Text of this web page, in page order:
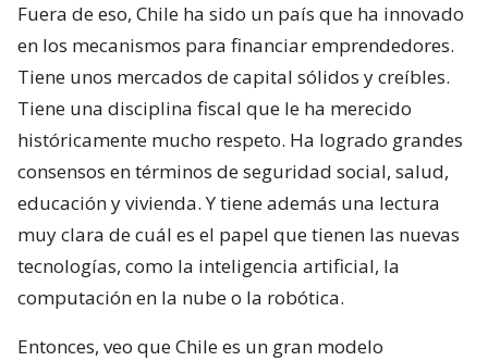
Fuera de eso, Chile ha sido un país que ha innovado
en los mecanismos para financiar emprendedores.
Tiene unos mercados de capital sólidos y creíbles.
Tiene una disciplina fiscal que le ha merecido
históricamente mucho respeto. Ha logrado grandes
consensos en términos de seguridad social, salud,
educación y vivienda. Y tiene además una lectura
muy clara de cuál es el papel que tienen las nuevas
tecnologías, como la inteligencia artificial, la
computación en la nube o la robótica.
Entonces, veo que Chile es un gran modelo